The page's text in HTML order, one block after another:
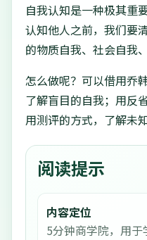
自我认知是一种极其重
认知他人之前，我们要
的物质自我、社会自我
怎么做呢？可以借用乔
了解盲目的自我；用反
用测评的方式，了解未
阅读提示
内容定位
5分钟商学院，用于